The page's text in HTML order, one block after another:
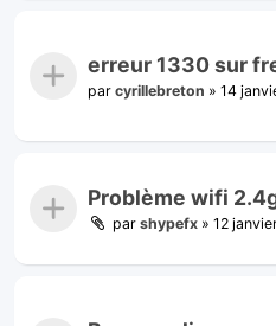
erreur 1330 sur
par cyrillebreton » 14
Problème wifi
par shypefx » 12